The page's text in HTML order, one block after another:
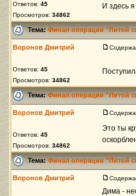
Ответов: 45
Просмотров: 34862
И здесь
Тема:Финал операции "Литой
Воронов Дмитрий
Ответов: 45
Просмотров: 34862
Тема:Финал операции "Литой
Воронов Дмитрий
Ответов: 45
Просмотров: 34862
Это ты
Тема:Финал операции "Литой
Воронов Дмитрий
Дима -